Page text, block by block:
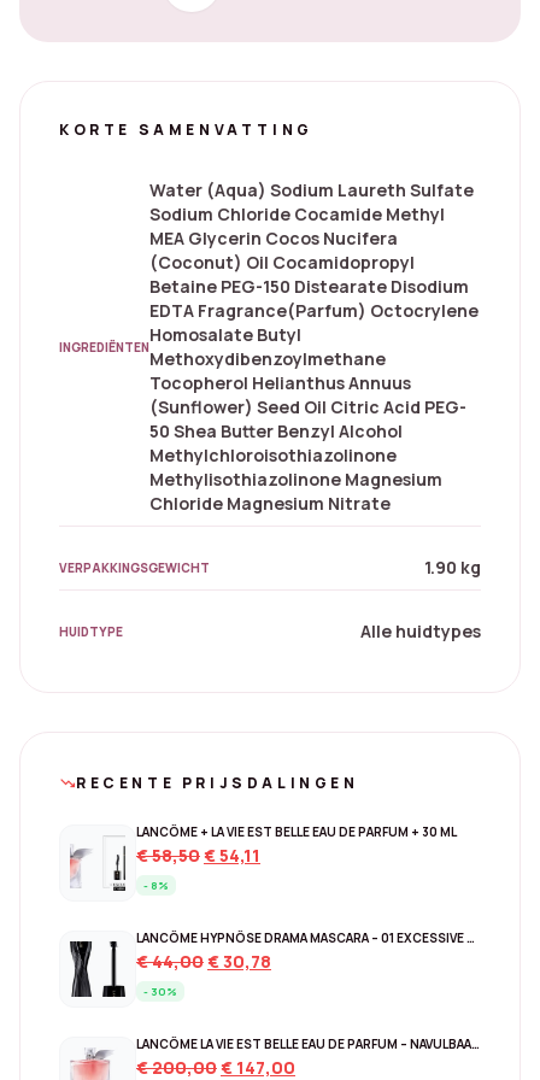
KORTE SAMENVATTING
INGREDIËNTEN
Water (Aqua) Sodium Laureth Sulfate
Sodium Chloride Cocamide Methyl
MEA Glycerin Cocos Nucifera
(Coconut) Oil Cocamidopropyl
Betaine PEG-150 Distearate Disodium
EDTA Fragrance(Parfum) Octocrylene
Homosalate Butyl
Methoxydibenzoylmethane
Tocopherol Helianthus Annuus
(Sunflower) Seed Oil Citric Acid PEG-
50 Shea Butter Benzyl Alcohol
Methylchloroisothiazolinone
Methylisothiazolinone Magnesium
Chloride Magnesium Nitrate
VERPAKKINGSGEWICHT 1.90 kg
HUIDTYPE Alle huidtypes
trending_downRECENTE PRIJSDALINGEN
LANCÔME + LA VIE EST BELLE EAU DE PARFUM + 30 ML
€58,50Original
€ 58,50.
€54,11
- 8%
LANCÔME HYPNÔSE DRAMA MASCARA – 01 EXCESSIVE BLACK
€44,00Original
€30,78
- 30%
LANCÔME LA VIE EST BELLE EAU DE PARFUM – NAVULBAAR 150 ML
€200,00Original
€ 147,00